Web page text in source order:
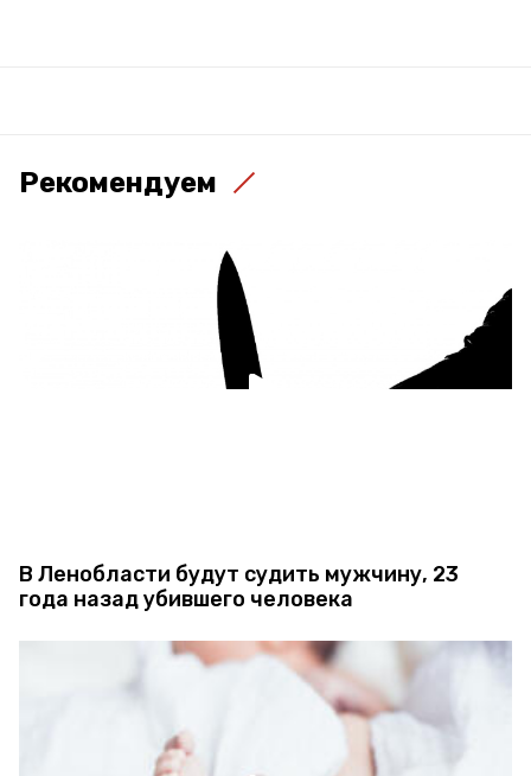
Рекомендуем
В Ленобласти будут судить мужчину, 23
года назад убившего человека